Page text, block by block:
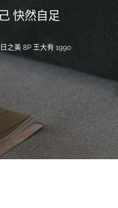
快然自足
之美 8P 王大有 1990